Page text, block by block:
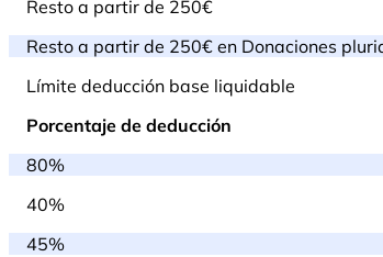
Resto a partir de 250€
Resto a partir de 250€ en Donaciones
Límite deducción base liquidable
Porcentaje de deducción
80%
40%
45%